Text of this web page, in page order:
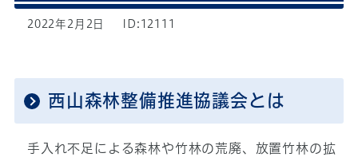
2022年2月2日 ID:12111
西山森林整備推進協議会とは
手入れ不足による森林や竹林の荒廃、放置竹林の拡